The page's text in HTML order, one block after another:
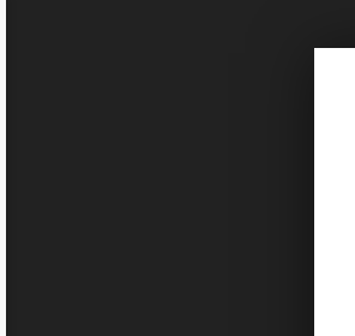
Sketchbook5, 스케
Sketchbook5, 스케